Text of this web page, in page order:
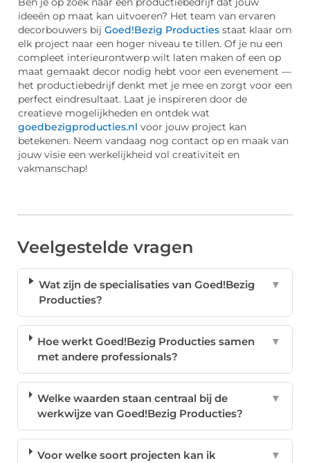
ideeën op maat kan uitvoeren? Het team van ervaren
decorbouwers bij Goed!Bezig Producties staat klaar om
elk project naar een hoger niveau te tillen. Of je nu een
compleet interieurontwerp wilt laten maken of een op
maat gemaakt decor nodig hebt voor een evenement —
het productiebedrijf denkt met je mee en zorgt voor een
perfect eindresultaat. Laat je inspireren door de
creatieve mogelijkheden en ontdek wat
goedbezigproducties.nl voor jouw project kan
betekenen. Neem vandaag nog contact op en maak van
jouw visie een werkelijkheid vol creativiteit en
vakmanschap!
Veelgestelde vragen
Wat zijn de specialisaties van Goed!Bezig
Producties?
▼
Hoe werkt Goed!Bezig Producties samen
met andere professionals?
▼
Welke waarden staan centraal bij de
werkwijze van Goed!Bezig Producties?
▼
Voor welke soort projecten kan ik
▼